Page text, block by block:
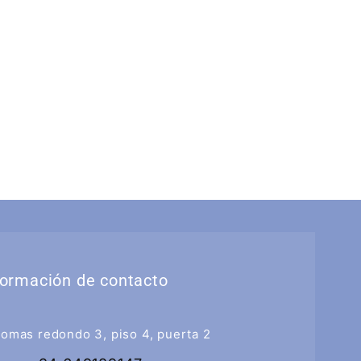
de contacto
redondo 3, piso 4, puerta 2